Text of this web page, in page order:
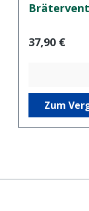
Regulärer
37,90 €
Zum